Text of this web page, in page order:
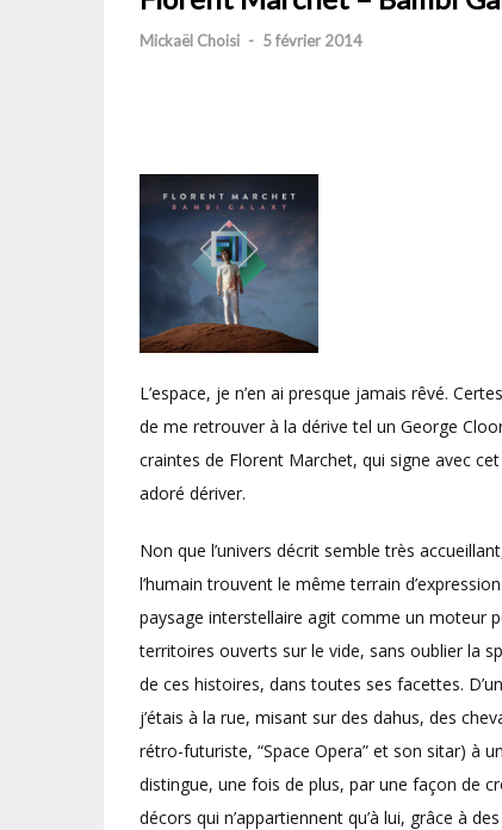
Mickaël Choisi - 5 février 2014
L’espace, je n’en ai presque jamais rêvé.
de me retrouver à la dérive tel un George
craintes de Florent Marchet, qui signe avec
adoré dériver.
Non que l’univers décrit semble très
l’humain trouvent le même terrain
paysage interstellaire agit comme un moteur
territoires ouverts sur le vide, sans oublier la
de ces histoires, dans toutes ses facettes.
j’étais à la rue, misant sur des dahus, des
rétro-futuriste, “Space Opera” et son sitar) à
distingue, une fois de plus, par une façon de
décors qui n’appartiennent qu’à lui, grâce à